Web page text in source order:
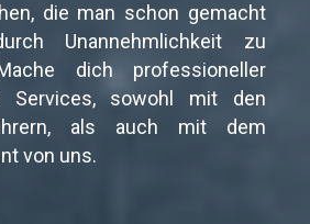
die man schon gemacht
Unannehmlichkeit zu
dich professioneller
Services, sowohl mit den
als auch mit dem
von uns.